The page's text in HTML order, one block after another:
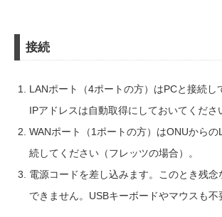
接続
LANポート（4ポートの方）はPCと接続し
IPアドレスは自動取得にしておいてくださ
WANポート（1ポートの方）はONUから
続してください（フレッツの場合）。
電源コードを差し込みます。このとき残念
できません。USBキーボードやマウスも不